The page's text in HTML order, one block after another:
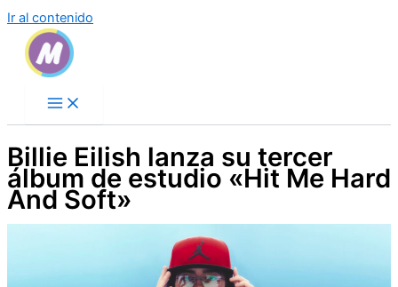
Ir al contenido
Billie Eilish lanza su tercer
álbum de estudio «Hit Me Hard
And Soft»